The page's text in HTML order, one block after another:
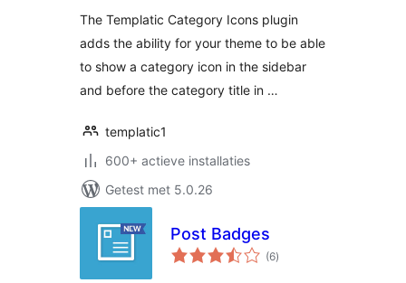
The Templatic Category Icons plugin
adds the ability for your theme to be able
to show a category icon in the sidebar
and before the category title in …
templatic1
600+ actieve installaties
Getest met 5.0.26
Post Badges
(6totaal
waarderingen
)